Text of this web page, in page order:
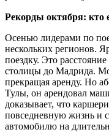
Рекорды октября: кто
Осенью лидерами по
нескольких регионов.
поездку. Это
столицы до Мадрида.
прекращая аренду. Но
Тулы, он арендовал
доказывает, что
повседневную жизнь и
автомобилю на